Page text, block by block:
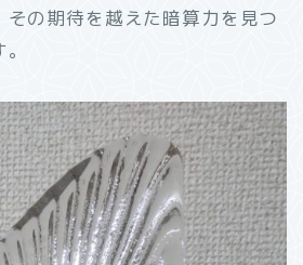
その期待を越えた暗算力を見つ